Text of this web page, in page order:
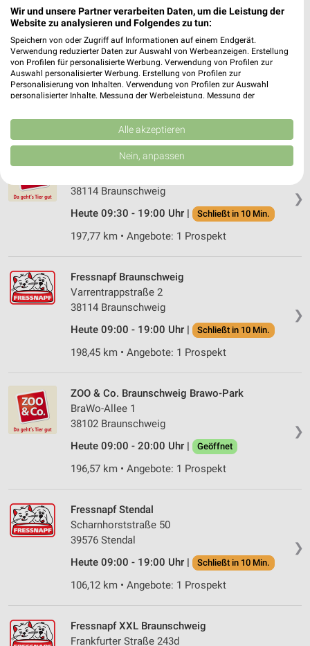
Fressnapf Helmstedt
Emmerstedter Straße 23
38350 Helmstedt
Heute 09:00 - 19:00 Uhr | Schließt in 10 Min.
166,38 km • Angebote: 1 Prospekt
❯
ZOO & Co. Braunschweig Hamburger Straße
38114 Braunschweig
Heute 09:30 - 19:00 Uhr |
Schließt in 10 Min.
197,77 km • Angebote: 1 Prospekt
❯
Fressnapf Braunschweig
Varrentrappstraße 2
38114 Braunschweig
Heute 09:00 - 19:00 Uhr |
Schließt in 10 Min.
198,45 km • Angebote: 1 Prospekt
❯
ZOO & Co. Braunschweig Brawo-Park
BraWo-Allee 1
38102 Braunschweig
Heute 09:00 - 20:00 Uhr |
Geöffnet
196,57 km • Angebote: 1 Prospekt
❯
Fressnapf Stendal
Scharnhorststraße 50
39576 Stendal
Heute 09:00 - 19:00 Uhr |
Schließt in 10 Min.
106,12 km • Angebote: 1 Prospekt
Fressnapf XXL Braunschweig
Frankfurter Straße 243d
Wir und unsere Partner verarbeiten Daten, um die Leistung der
Website zu analysieren und Folgendes zu tun:
Speichern von oder Zugriff auf Informationen auf einem Endgerät.
Verwendung reduzierter Daten zur Auswahl von Werbeanzeigen. Erstellung
von Profilen für personalisierte Werbung. Verwendung von Profilen zur
Auswahl personalisierter Werbung. Erstellung von Profilen zur
Personalisierung von Inhalten. Verwendung von Profilen zur Auswahl
personalisierter Inhalte. Messung der Werbeleistung. Messung der
Kombinationen von Daten aus verschiedenen Quellen. Entwicklung und
Verbesserung der Angebote. Verwendung reduzierter Daten zur Auswahl
von Inhalten.
Daten können außerhalb der Europäischen Union weitergegeben und in die
Website/App.
Partnerliste anzeigen (1 IAB-Anbieter)
IAB-Verarbeitungszwecke:
auf einem Endgerät
Verwendung reduzierter Daten zur Auswahl von
Werbeanzeigen
personalisierter Werbung
Erstellung von Profilen zur Personalisierung
von Inhalten
Verwendung von Profilen zur Auswahl
personalisierter Inhalte
Messung der Werbeleistung
Messung der Performance von Inhalten
Analyse von Zielgruppen durch Statistiken oder
Kombinationen von Daten aus verschiedenen
Verwendung reduzierter Daten zur Auswahl von
Alle akzeptieren
Nein, anpassen